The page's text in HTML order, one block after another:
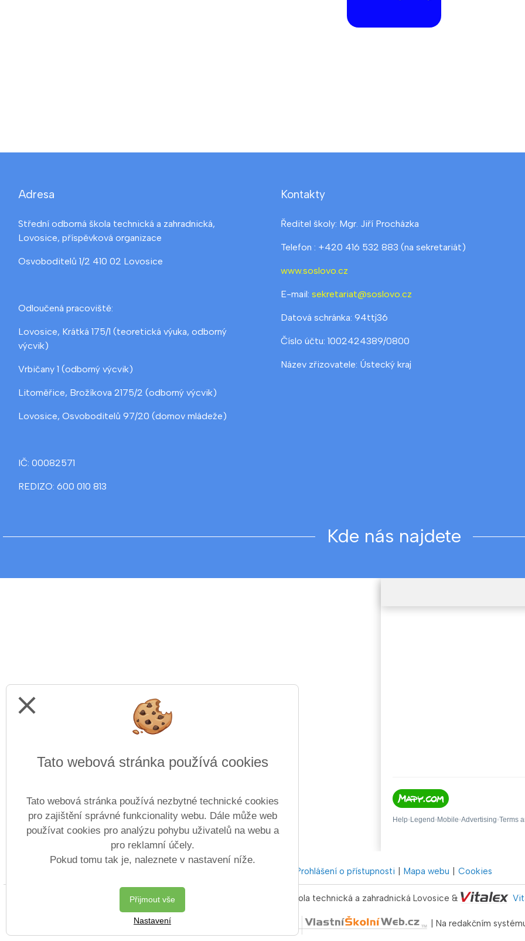
Adresa
Střední odborná škola technická a zahradnická,
Lovosice, příspěvková organizace
Osvoboditelů 1/2 410 02 Lovosice
Odloučená pracoviště:
Lovosice, Krátká 175/1 (teoretická výuka, odborný
výcvik)
Vrbičany 1 (odborný výcvik)
Litoměřice, Brožíkova 2175/2 (odborný výcvik)
Lovosice, Osvoboditelů 97/20 (domov mládeže)
IČ: 00082571
REDIZO: 600 010 813
Kontakty
Ředitel školy: Mgr. Jiří Procházka
Telefon : +420 416 532 883 (na sekretariát)
www.soslovo.cz
E-mail: sekretariat@soslovo.cz
Datová schránka: 94ttj36
Číslo účtu: 1002424389/0800
Název zřizovatele: Ústecký kraj
Kde nás najdete
Prohlášení o přístupnosti Mapa webu Cookies
Copyright © 2013 - 2026 Střední odborná škola technická a zahradnická Lovosice &
Postaveno ve službě | Na redakčním
close
Tato webová stránka používá cookies
Tato webová stránka používá nezbytné technické cookies
pro zajištění správné funkcionality webu. Dále může web
používat cookies pro analýzu pohybu uživatelů na webu a
pro reklamní účely.
Pokud tomu tak je, naleznete v nastavení níže.
Přijmout vše
Nastavení